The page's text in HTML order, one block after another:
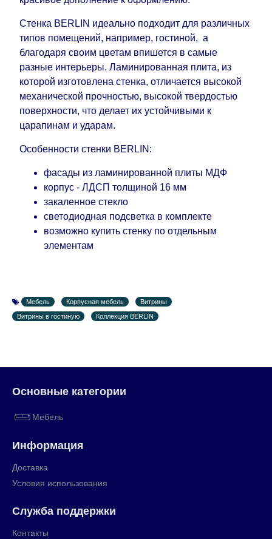
Стенка BERLIN идеально подходит для различных
типов помещений, например, гостиной, а
благодаря своим цветам впишется в самые
разные интерьеры. Ламинированная плита, из
которой изготовлена ​​стенка, отличается высокой
механической прочностью, высокой твердостью
поверхности, что делает их устойчивыми к
царапинам и ударам.
Особенности стенки BERLIN:
фасады из ламинированной плиты МДФ
корпус - ЛДСП толщиной 16 мм
закаленное стекло
светодиодная подсветка в комплекте
возможно купить стенку по отдельным
элементам
Мебель Корпусная мебель
Витрины
Витрины в гостиную
Коллекция BERLIN
Основные категории
Мебель
Информация
Доставка
Условия использования
Служба поддержки
Контакты